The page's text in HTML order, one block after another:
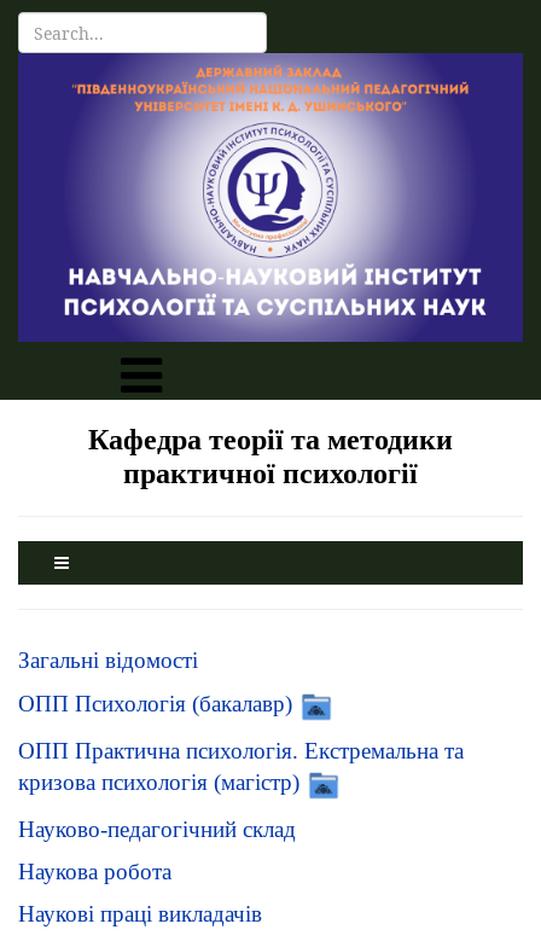
Кафедра теорії та методики
практичної психології
Загальні відомості
ОПП Психологія (бакалавр)
ОПП Практична психологія. Екстремальна та
кризова психологія (магістр)
Науково-педагогічний склад
Наукова робота
Наукові праці викладачів